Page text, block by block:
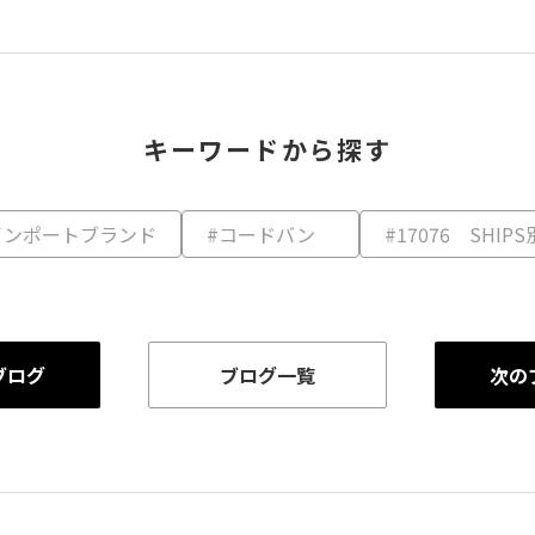
キーワードから探す
ポートブランド #コードバン #17076 SHIPS
ログ ブログ一覧 次の